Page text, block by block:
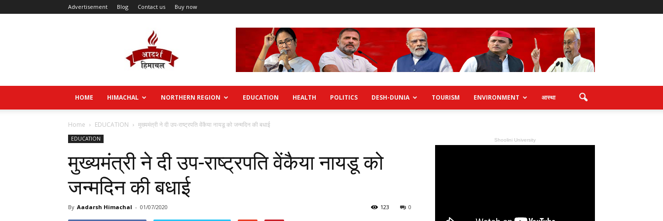
Advertisement Blog Contact us Buy now
HOME HIMACHAL NORTHERN REGION EDUCATION HEALTH POLITICS DESH-DUNIA TOURISM ENVIRONMENT आस्था
Home EDUCATION मुख्यमंत्री ने दी उप-राष्ट्रपति वेंकैया नायडू को जन्मदिन की बधाई
EDUCATION
मुख्यमंत्री ने दी उप-राष्ट्रपति वेंकैया नायडू को
जन्मदिन की बधाई
By Aadarsh Himachal - 01/07/2020 0
123
Shoolini University